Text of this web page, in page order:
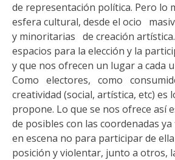
de representación política. Pero lo
esfera cultural, desde el ocio
y minoritarias de creación
espacios para la elección y la
y que nos ofrecen un lugar a cada
Como electores, como
creatividad (social, artística, etc) es
propone. Lo que se nos ofrece así
de posibles con las coordenadas
en escena no para participar de
posición y violentar, junto a otros,